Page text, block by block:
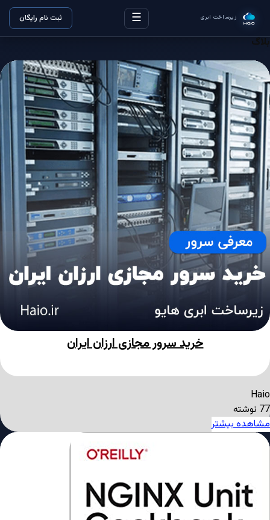
زیرساخت ابری ☰ ثبت نام رایگان
بلاگ
خرید سرور مجازی ارزان ایران
Haio
77 نوشته
مشاهده بیشتر